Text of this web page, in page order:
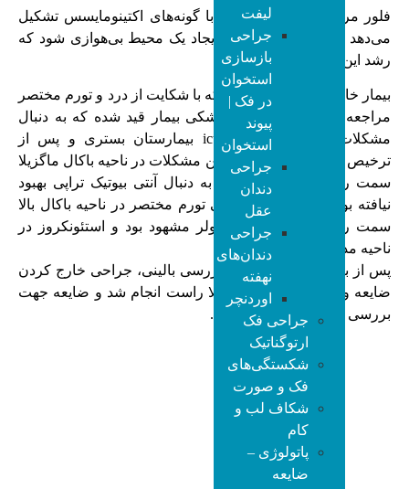
لیفت
جراحی
بازسازی
استخوان
در فک |
پیوند
استخوان
جراحی
دندان
عقل
جراحی
دندان‌های
نهفته
اوردنچر
جراحی فک
ارتوگناتیک
شکستگی‌های
فک و صورت
شکاف لب و
کام
پاتولوژی –
ضایعه
فلور مرتبط نوعی همزیستی با گونه‌های اکتینومایسس تشکیل
می‌دهد و ممکن است باعث ایجاد یک محیط بی‌هوازی شود که
رشد این گونه را بیشتر می‌کند
بیمار خانم58 ساله ای هستند که با شکایت از درد و تورم مختصر
مراجعه کردند ، در سابقه پزشکی بیمار قید شده که به دنبال
مشکلات تنفسی در بخش icu بیمارستان بستری و پس از
ترخیص از بیمارستان متوجه این مشکلات در ناحیه باکال ماگزیلا
سمت راست شدند ، و حتی به دنبال آنتی بیوتیک تراپی بهبود
نیافته بودند . در بررسی بالینی تورم مختصر در ناحیه باکال بالا
سمت راست در ناحیه پره مولر مشهود بود و استئونکروز در
ناحیه مذکور قابل روئیت بود .
پس از بررسی opg و cbct و بررسی بالینی، جراحی خارج کردن
ضایعه و دندانهای ۴ و شش بالا راست انجام شد و ضایعه جهت
بررسی به پاتولوژی ارسال شد.⁩